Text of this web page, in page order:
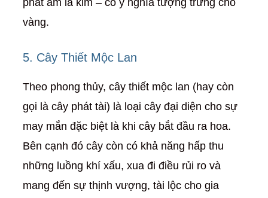
vàng.
5. Cây Thiết Mộc Lan
Theo phong thủy, cây thiết mộc lan (hay còn
gọi là cây phát tài) là loại cây đại diện cho sự
may mắn đặc biệt là khi cây bắt đầu ra hoa.
Bên cạnh đó cây còn có khả năng hấp thu
những luồng khí xấu, xua đi điều rủi ro và
mang đến sự thịnh vượng, tài lộc cho gia